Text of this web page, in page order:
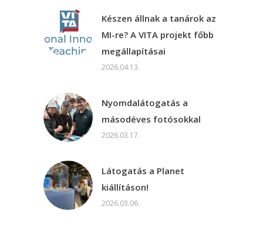
Készen állnak a tanárok az
MI-re? A VITA projekt főbb
megállapításai
2026.04.13.
Nyomdalátogatás a
másodéves fotósokkal
2026.03.17.
Látogatás a Planet
kiállításon!
2026.03.06.